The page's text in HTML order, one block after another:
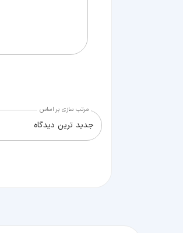
مرتب سازی بر اساس
جدید ترین دیدگاه